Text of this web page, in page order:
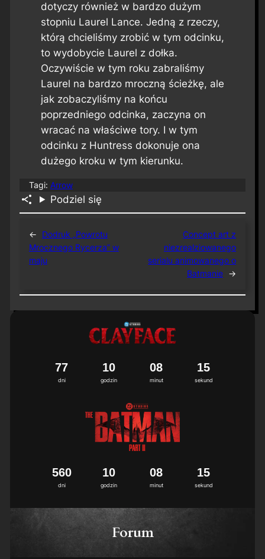
dotyczy również w bardzo dużym
stopniu Laurel Lance. Jedną z rzeczy,
którą chcieliśmy zrobić w tym odcinku,
to wydobycie Laurel z dołka.
Oczywiście w tym roku zabraliśmy
Laurel na bardzo mroczną ścieżkę, ale
jak zobaczyliśmy na końcu
poprzedniego odcinka, zaczyna on
wracać na właściwe tory. I w tym
odcinku z Huntress dokonuje ona
dużego kroku w tym kierunku.
Tagi: Arrow
Podziel się
←
Dodruk „Powrotu
Mrocznego Rycerza” w
maju
Concept art z
niezrealziowanego
serialu animowanego o
Batmanie →
dni
77
godzin
10
minut
08
sekund
14
5
dni
560
godzin
10
minut
08
sekund
14
5
Forum